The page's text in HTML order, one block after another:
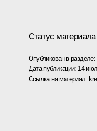
Статус материала
Опубликован в разделе:
Дата публикации: 14
Ссылка на материал: